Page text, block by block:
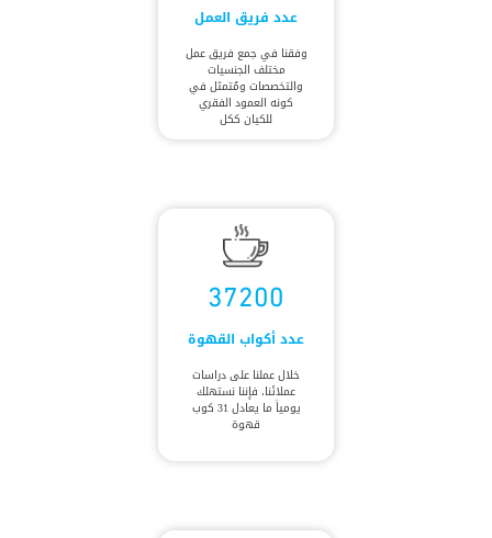
عدد فريق العمل
وفقنا في جمع فريق عمل
مختلف الجنسيات
والتخصصات ومُتمثل في
كونه العمود الفقري
للكيان ككل
37200
عدد أكواب القهوة
خلال عملنا على دراسات
عملائنا، فإننا نستهلك
يومياً ما يعادل 31 كوب
قهوة